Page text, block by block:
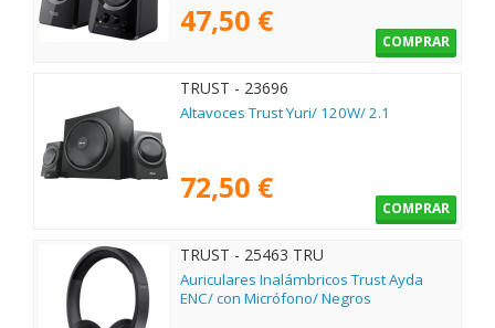
47,50 €
COMPRAR
TRUST - 23696
Altavoces Trust Yuri/ 120W/ 2.1
72,50 €
COMPRAR
TRUST - 25463 TRU
Auriculares Inalámbricos Trust Ayda
ENC/ con Micrófono/ Negros